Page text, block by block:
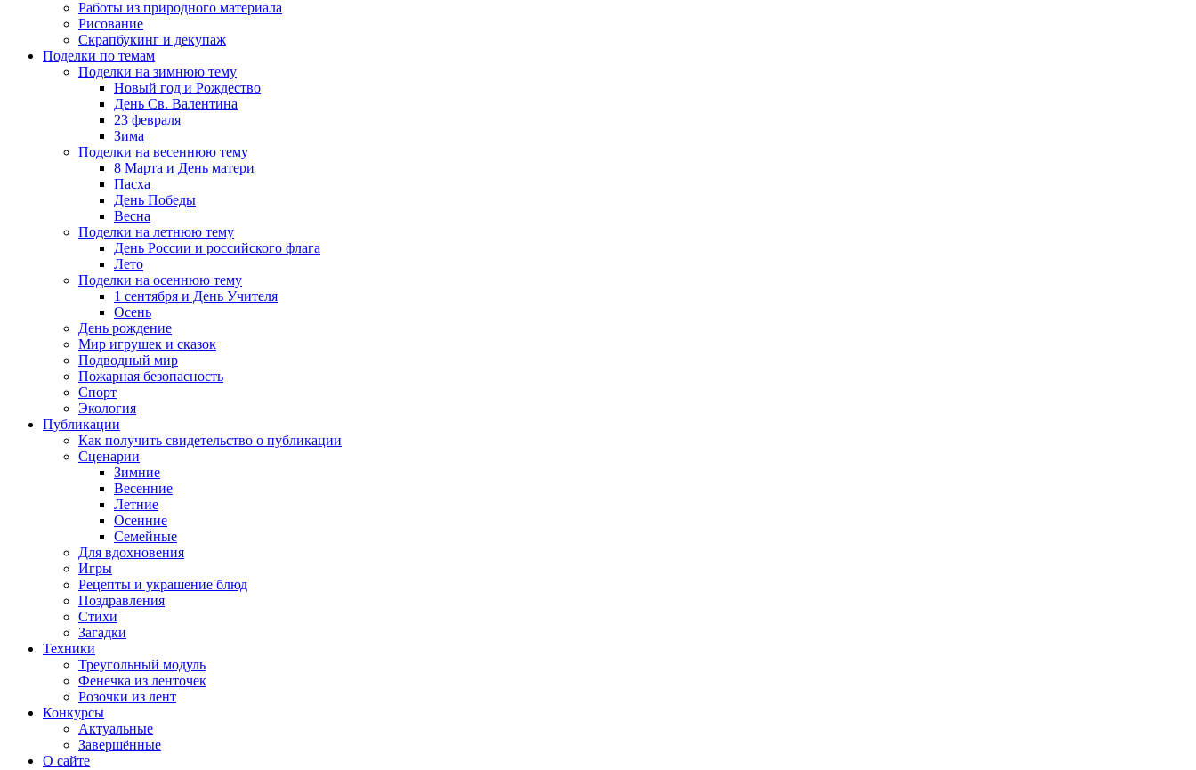
Работы из природного материала
Рисование
Скрапбукинг и декупаж
Поделки по темам
Поделки на зимнюю тему
Новый год и Рождество
День Св. Валентина
23 февраля
Зима
Поделки на весеннюю тему
8 Марта и День матери
Пасха
День Победы
Весна
Поделки на летнюю тему
День России и российского флага
Лето
Поделки на осеннюю тему
1 сентября и День Учителя
Осень
День рождение
Мир игрушек и сказок
Подводный мир
Пожарная безопасность
Спорт
Экология
Публикации
Как получить свидетельство о публикации
Сценарии
Зимние
Весенние
Летние
Осенние
Семейные
Для вдохновения
Игры
Рецепты и украшение блюд
Поздравления
Стихи
Загадки
Техники
Треугольный модуль
Фенечка из ленточек
Розочки из лент
Конкурсы
Актуальные
Завершённые
О сайте